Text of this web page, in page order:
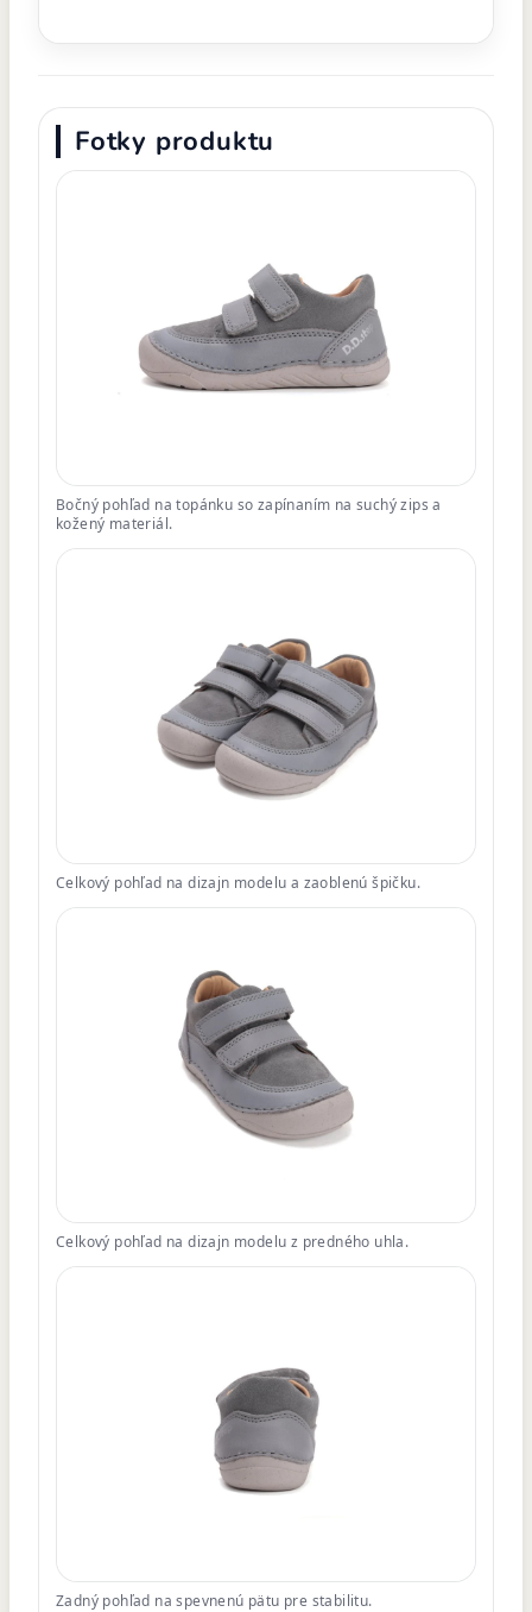
Fotky produktu
Bočný pohľad na topánku so zapínaním na suchý zips a
kožený materiál.
Celkový pohľad na dizajn modelu a zaoblenú špičku.
Celkový pohľad na dizajn modelu z predného uhla.
Zadný pohľad na spevnenú pätu pre stabilitu.